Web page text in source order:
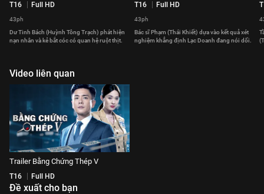
T16 Full HD
43ph
Dư Tinh Bách (Huỳnh Tông Trạch) phát hiện
nạn nhân và kẻ bắt cóc có quan hệ ruột thịt.
T16 Full HD
43ph
Bác sĩ Phạm (Thái Khiết) dựa vào kết quả xét
nghiệm khẳng định Lạc Doanh đang nói dối.
Video liên quan
Trailer Bằng Chứng Thép V
T16 Full HD
Đề xuất cho bạn